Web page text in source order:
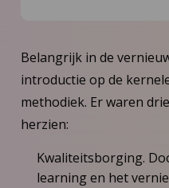
Belangrijk in de
introductie op de
methodiek. Er waren
herzien:
Kwaliteitsborging.
learning en het